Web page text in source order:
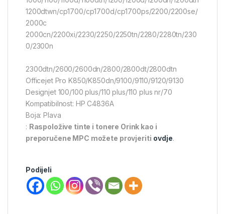
1200dtwn/cp1700/cp1700d/cp1700ps/2200/2200se/
2000c
2000cn/2200xi/2230/2250/2250tn/2280/2280tn/230
0/2300n
2300dtn/2600/2600dn/2800/2800dt/2800dtn
Officejet Pro K850/K850dn/9100/9110/9120/9130
Designjet 100/100 plus/110 plus/110 plus nr/70
Kompatibilnost: HP C4836A
Boja: Plava
: Raspoložive tinte i tonere Orink kao i
preporučene MPC možete provjeriti ovdje.
Podijeli